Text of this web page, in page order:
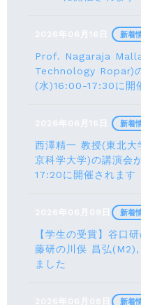
2026年06月16日
Prof. Nagaraja
Technology Ropar)
(水)16:00-17:30に開
新着
2026年06月16日
西澤精一 教授(東北
京科学大学)の講演会
17:20に開催されます
新着
2026年06月09日
【学生の受賞】谷口
藤研の川俣 昌弘
ました
新着
2026年06月08日 新着